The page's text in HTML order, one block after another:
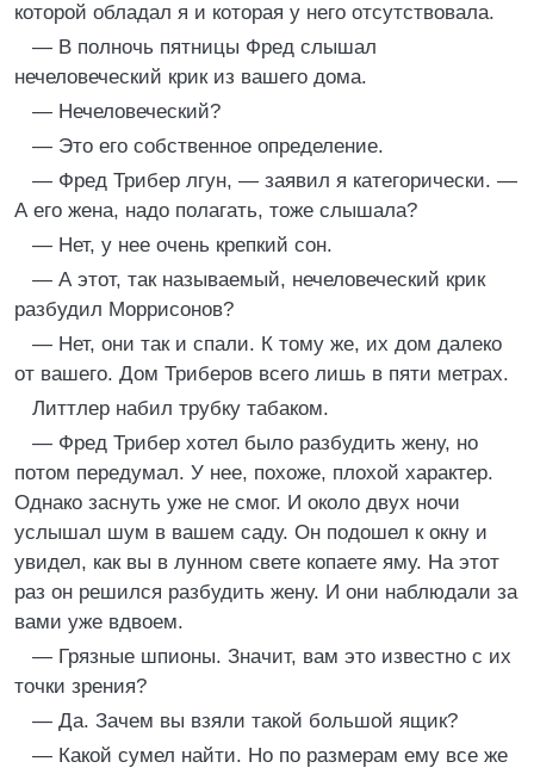
которой обладал я и которая у него отсутствовала.
— В полночь пятницы Фред слышал
нечеловеческий крик из вашего дома.
— Нечеловеческий?
— Это его собственное определение.
— Фред Трибер лгун, — заявил я категорически. —
А его жена, надо полагать, тоже слышала?
— Нет, у нее очень крепкий сон.
— А этот, так называемый, нечеловеческий крик
разбудил Моррисонов?
— Нет, они так и спали. К тому же, их дом далеко
от вашего. Дом Триберов всего лишь в пяти метрах.
Литтлер набил трубку табаком.
— Фред Трибер хотел было разбудить жену, но
потом передумал. У нее, похоже, плохой характер.
Однако заснуть уже не смог. И около двух ночи
услышал шум в вашем саду. Он подошел к окну и
увидел, как вы в лунном свете копаете яму. На этот
раз он решился разбудить жену. И они наблюдали за
вами уже вдвоем.
— Грязные шпионы. Значит, вам это известно с их
точки зрения?
— Да. Зачем вы взяли такой большой ящик?
— Какой сумел найти. Но по размерам ему все же